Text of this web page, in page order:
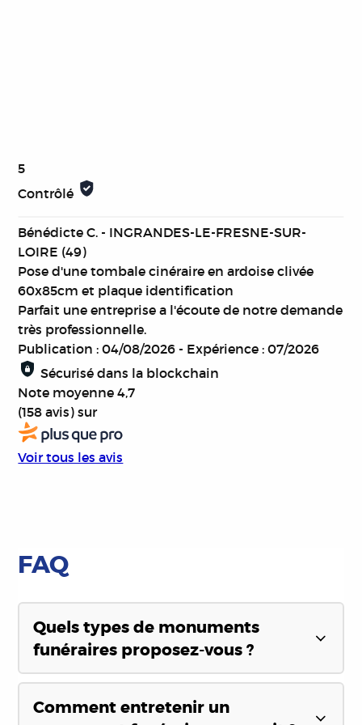
5
Contrôlé
Bénédicte C. - INGRANDES-LE-FRESNE-SUR-
LOIRE (49)
Pose d'une tombale cinéraire en ardoise clivée
60x85cm et plaque identification
Parfait une entreprise a l'écoute de notre demande
très professionnelle.
Publication : 04/08/2026 - Expérience : 07/2026
Sécurisé dans la blockchain
Note moyenne4,7
(158 avis)sur
Voir tous les avis
FAQ
Quels types de monuments
funéraires proposez-vous ?
Nous proposons une large gamme de
monuments funéraires en granit, adaptés à
différents budgets et styles. Nous travaillons avec
Comment entretenir un